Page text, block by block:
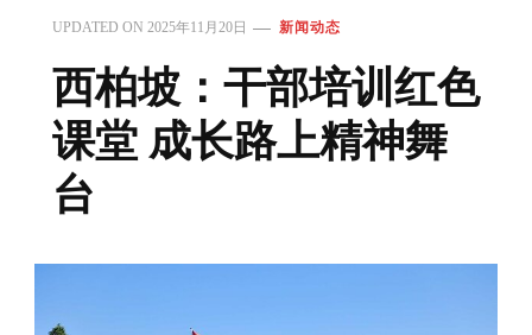
UPDATED ON 2025年11月20日 新闻动态
西柏坡：干部培训红色
课堂 成长路上精神舞
台